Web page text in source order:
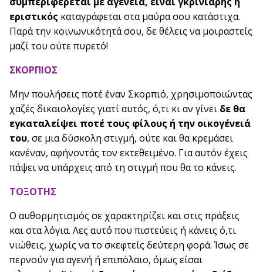
εριστικός καταγράφεται στα μαύρα σου κατάστιχα.
Παρά την κοινωνικότητά σου, δε θέλεις να μοιραστείς
μαζί του ούτε πυρετό!
ΣΚΟΡΠΙΟΣ
Μην πουλήσεις ποτέ έναν Σκορπιό, χρησιμοποιώντας
χαζές δικαιολογίες γιατί αυτός, ό,τι κι αν γίνει δε θα
εγκαταλείψει ποτέ τους φίλους ή την οικογένειά
του, σε μια δύσκολη στιγμή, ούτε και θα κρεμάσει
κανέναν, αφήνοντάς τον εκτεθειμένο. Για αυτόν έχεις
πάψει να υπάρχεις από τη στιγμή που θα το κάνεις.
ΤΟΞΟΤΗΣ
Ο αυθορμητισμός σε χαρακτηρίζει και στις πράξεις
και στα λόγια. Λες αυτό που πιστεύεις ή κάνεις ό,τι
νιώθεις, χωρίς να το σκεφτείς δεύτερη φορά. Ίσως σε
περνούν για αγενή ή επιπόλαιο, όμως είσαι